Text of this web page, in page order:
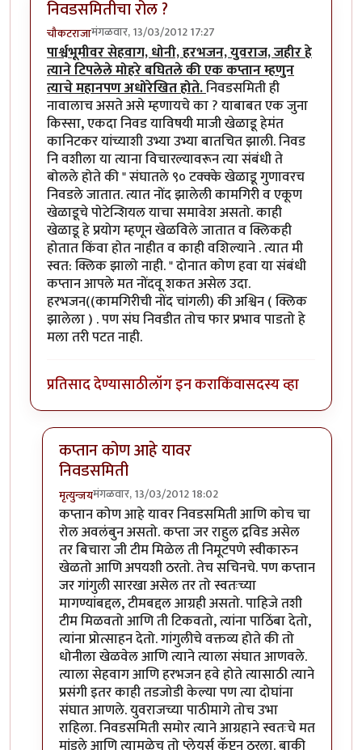
निवडसमितीचा रोल ?
चौकटराजामंगळवार, 13/03/2012 17:27
पार्श्वभूमीवर सेहवाग, धोनी, हरभजन, युवराज, जहीर हे
त्याने टिपलेले मोहरे बघितले की एक कप्तान म्हणुन
त्याचे महानपण अधोरेखित होते.निवडसमिती ही
नावालाच असते असे म्हणायचे का ? याबाबत एक जुना
किस्सा, एकदा निवड याविषयी माजी खेळाडू हेमंत
कानिटकर यांच्याशी उभ्या उभ्या बातचित झाली. निवड
नि वशीला या त्याना विचारल्यावरून त्या संबंधी ते
बोलले होते की " संघातले ९० टक्क्के खेळाडू गुणावरच
निवडले जातात. त्यात नोंद झालेली कामगिरी व एकूण
खेळाडूचे पोटेन्शियल याचा समावेश असतो. काही
खेळाडू हे प्रयोग म्हणून खेळविले जातात व क्लिकही
होतात किंवा होत नाहीत व काही वशिल्याने . त्यात मी
स्वत: क्लिक झालो नाही. " दोनात कोण हवा या संबंधी
कप्तान आपले मत नोंदवू शकत असेल उदा.
हरभजन((कामगिरीची नोंद चांगली) की अश्विन ( क्लिक
झालेला ) . पण संघ निवडीत तोच फार प्रभाव पाडतो हे
मला तरी पटत नाही.
प्रतिसाद देण्यासाठीलॉग इन कराकिंवासदस्य व्हा
कप्तान कोण आहे यावर
निवडसमिती
मृत्युन्जयमंगळवार, 13/03/2012 18:02
In reply toनिवडसमितीचा रोल ?byचौकटराजा
कप्तान कोण आहे यावर निवडसमिती आणि कोच चा
रोल अवलंबुन असतो. कप्ता जर राहुल द्रविड असेल
तर बिचारा जी टीम मिळेल ती निमूटपणे स्वीकारुन
खेळतो आणि अपयशी ठरतो. तेच सचिनचे. पण कप्तान
जर गांगुली सारखा असेल तर तो स्वतःच्या
मागण्यांबद्दल, टीमबद्दल आग्रही असतो. पाहिजे तशी
टीम मिळवतो आणि ती टिकवतो, त्यांना पाठिंबा देतो,
त्यांना प्रोत्साहन देतो. गांगुलीचे वक्तव्य होते की तो
धोनीला खेळवेल आणि त्याने त्याला संघात आणवले.
त्याला सेहवाग आणि हरभजन हवे होते त्यासाठी त्याने
प्रसंगी इतर काही तडजोडी केल्या पण त्या दोघांना
संघात आणले. युवराजच्या पाठीमागे तोच उभा
राहिला. निवडसमिती समोर त्याने आग्रहाने स्वतःचे मत